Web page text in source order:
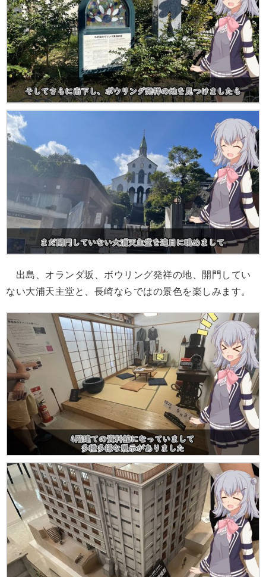
出島、オランダ坂、ボウリング発祥の地、開門してい
ない大浦天主堂と、長崎ならではの景色を楽しみます。